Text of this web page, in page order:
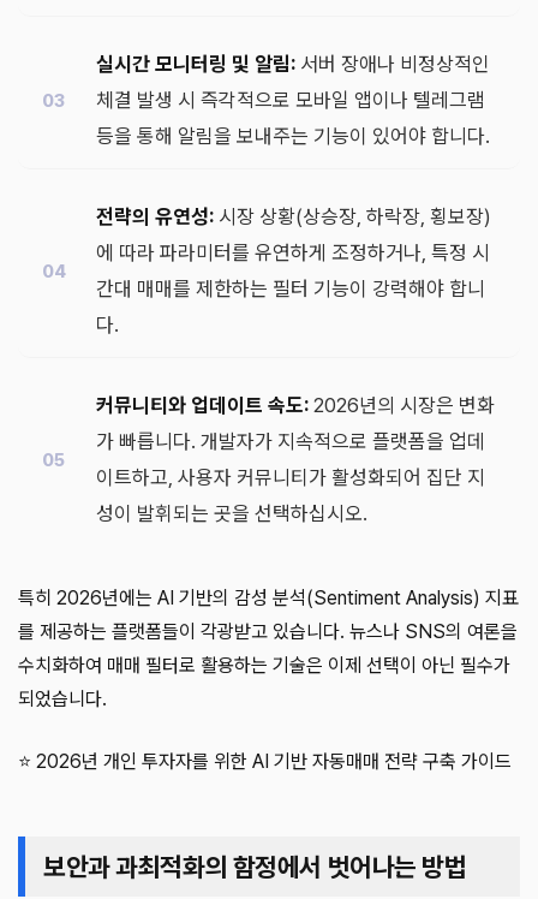
실시간 모니터링 및 알림: 서버 장애나 비정상적인
체결 발생 시 즉각적으로 모바일 앱이나 텔레그램
등을 통해 알림을 보내주는 기능이 있어야 합니다.
전략의 유연성: 시장 상황(상승장, 하락장, 횡보장)
에 따라 파라미터를 유연하게 조정하거나, 특정 시
간대 매매를 제한하는 필터 기능이 강력해야 합니
다.
커뮤니티와 업데이트 속도: 2026년의 시장은 변화
가 빠릅니다. 개발자가 지속적으로 플랫폼을 업데
이트하고, 사용자 커뮤니티가 활성화되어 집단 지
성이 발휘되는 곳을 선택하십시오.
특히 2026년에는 AI 기반의 감성 분석(Sentiment Analysis) 지표
를 제공하는 플랫폼들이 각광받고 있습니다. 뉴스나 SNS의 여론을
수치화하여 매매 필터로 활용하는 기술은 이제 선택이 아닌 필수가
되었습니다.
⭐ 2026년 개인 투자자를 위한 AI 기반 자동매매 전략 구축 가이드
보안과 과최적화의 함정에서 벗어나는 방법